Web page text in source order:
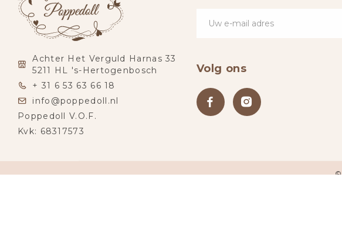
Achter Het Verguld Harnas 33
5211 HL 's-Hertogenbosch
+ 31 6 53 63 66 18
info@poppedoll.nl
Poppedoll V.O.F.
Kvk: 68317573
Volg ons
©